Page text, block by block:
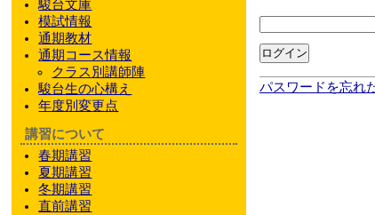
ログイン
パスワードを忘れ
駿台文庫
模試情報
通期教材
通期 コース情報
クラス別講師陣
駿台生の心構え
年度別変更点
講習について
春期講習
夏期講習
冬期講習
直前講習